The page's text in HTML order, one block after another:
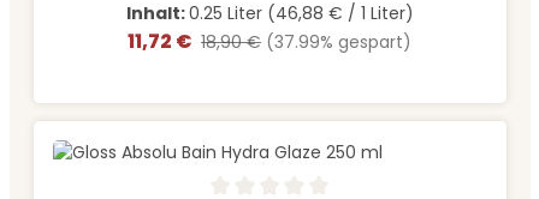
Inhalt:0.25 Liter (46,88 € / 1 Liter)
Verkaufspreis:
11,72 € Regulärer Preis:
18,90 € (37.99% gespart)